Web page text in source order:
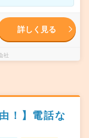
詳しく見る
社
！】電話な